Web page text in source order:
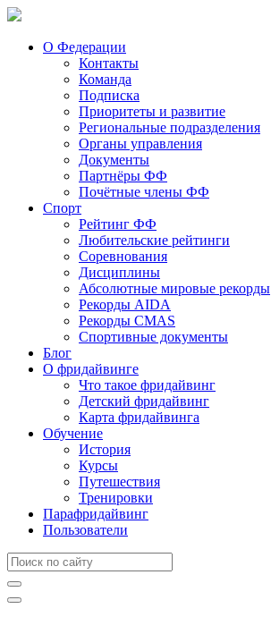
О Федерации
Контакты
Команда
Подписка
Приоритеты и развитие
Региональные подразделения
Органы управления
Документы
Партнёры ФФ
Почётные члены ФФ
Спорт
Рейтинг ФФ
Любительские рейтинги
Соревнования
Дисциплины
Абсолютные мировые рекорды
Рекорды AIDA
Рекорды CMAS
Спортивные документы
Блог
О фридайвинге
Что такое фридайвинг
Детский фридайвинг
Карта фридайвинга
Обучение
История
Курсы
Путешествия
Тренировки
Парафридайвинг
Пользователи